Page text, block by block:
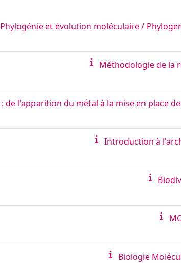
Phylogénie et évolution moléculaire /
Méthodologie de la
Biologie